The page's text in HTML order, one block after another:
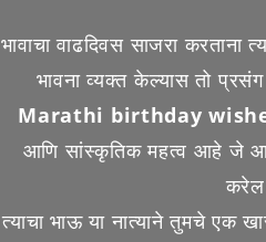
भावाचा वाढदिवस साजरा करताना
भावना व्यक्त केल्यास तो
Marathi birthday
आणि सांस्कृतिक महत्व आहे जे
त्याचा भाऊ या नात्याने तुमचे एक